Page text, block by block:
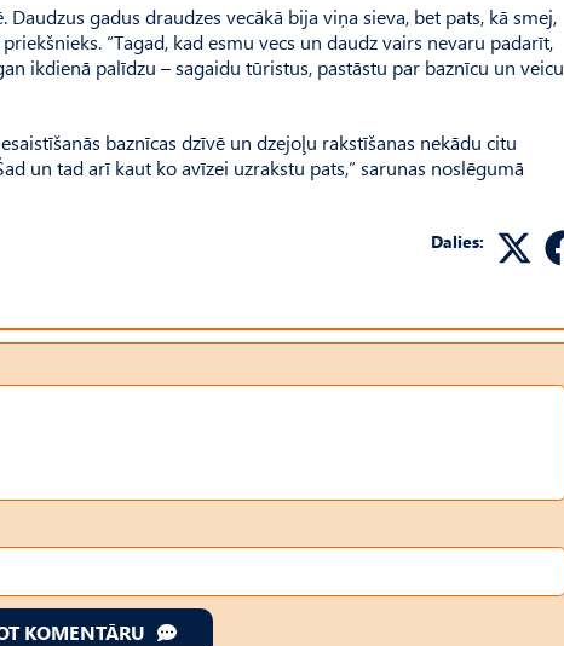
gadus draudzes vecākā bija viņa sieva, bet pats, kā smej,
“Tagad, kad esmu vecs un daudz vairs nevaru padarīt,
ikdienā palīdzu – sagaidu tūristus, pastāstu par baznīcu un veicu
baznīcas dzīvē un dzejoļu rakstīšanas nekādu citu
un tad arī kaut ko avīzei uzrakstu pats,” sarunas noslēgumā
Dalies:
KOMENTĀRU